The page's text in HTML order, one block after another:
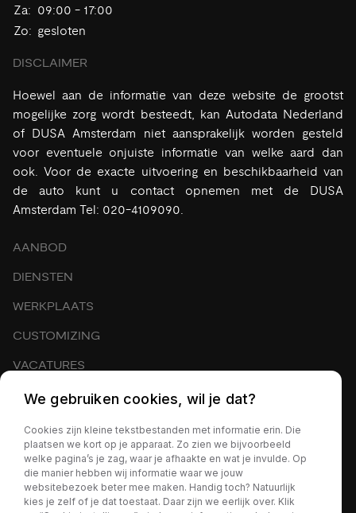
Za: 09:00 - 17:00
Zo: gesloten
DISCLAIMER
Hoewel aan de informatie van deze website de grootst
mogelijke zorg wordt besteedt, kan Autodata Nederland
of DUSA Amsterdam niet aansprakelijk worden gesteld
voor eventuele onjuiste informatie van welke aard dan
ook. Voor de exacte uitvoering en beschikbaarheid van
de auto kunt u contact opnemen met de DUSA
Amsterdam Tel: 020-4109090.
AANBOD
DIENSTEN
WERKPLAATS
CUSTOMIZING
VACATURES
EXPORT
OVER ONS
CONTACT
NIEUWS
We gebruiken cookies, wil je dat?
Cookies zijn kleine tekstbestanden met informatie erin. Die
plaatsen we kort op je apparaat. Zo zien we bijvoorbeeld
welke pagina’s je zag, waar je afhaakte en wat je invulde. Op
die manier hebben wij informatie waar we jouw
websitebezoek beter mee maken. Handig toch? Natuurlijk
kies je zelf of je dat toestaat. Daar zijn we eerlijk over. Klik